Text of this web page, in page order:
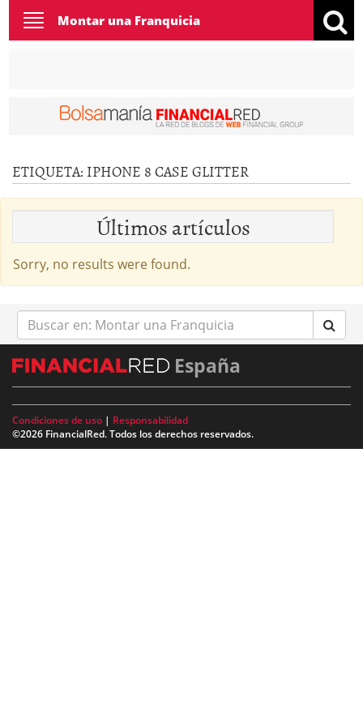
Toggle
navigation
Montar una Franquicia
ETIQUETA: IPHONE 8 CASE GLITTER
Últimos artículos
Sorry, no results were found.
Buscar
en:
España
Condiciones de uso | Responsabilidad
©2026 FinancialRed. Todos los derechos reservados.